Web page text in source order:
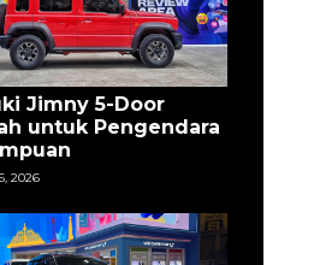
Jimny 5-Door
untuk Pengendara
2026